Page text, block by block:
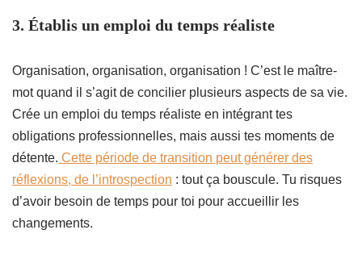
3. Établis un emploi du temps réaliste
Organisation, organisation, organisation ! C’est le maître-
mot quand il s’agit de concilier plusieurs aspects de sa vie.
Crée un emploi du temps réaliste en intégrant tes
obligations professionnelles, mais aussi tes moments de
détente. Cette période de transition peut générer des
réflexions, de l’introspection : tout ça bouscule. Tu risques
d’avoir besoin de temps pour toi pour accueillir les
changements.